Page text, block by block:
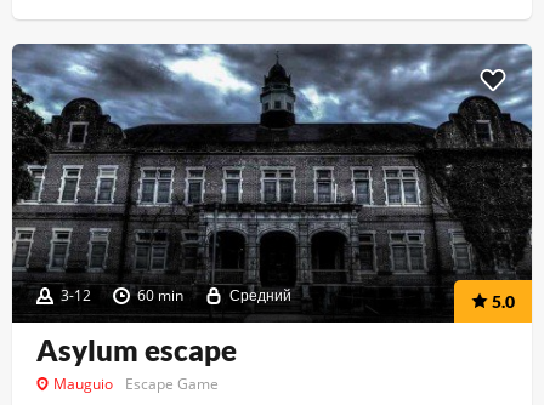
3-12 60 min Средний 5.0
Asylum escape
Mauguio Escape Game